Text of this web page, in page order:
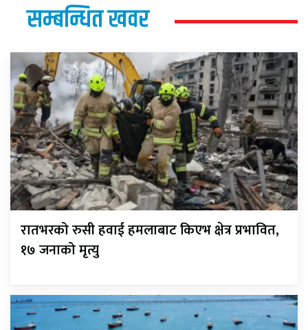
सम्बन्धित खवर
रातभरको रुसी हवाई हमलाबाट किएभ क्षेत्र प्रभावित,
१७ जनाको मृत्यु